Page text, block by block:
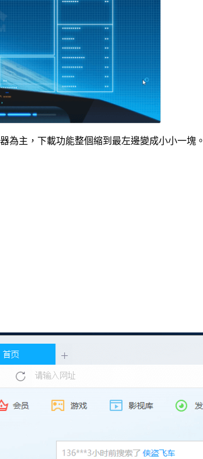
為主，下載功能整個縮到最左邊變成小小一塊。